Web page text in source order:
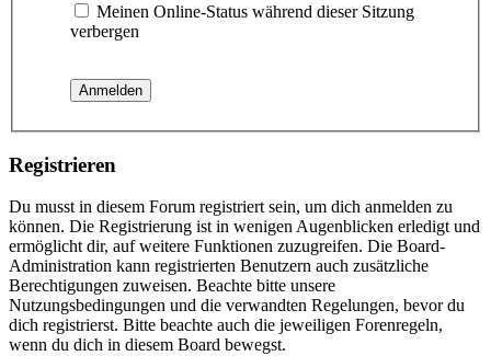
Meinen Online-Status während dieser Sitzung
verbergen
Registrieren
Du musst in diesem Forum registriert sein, um dich anmelden zu
können. Die Registrierung ist in wenigen Augenblicken erledigt und
ermöglicht dir, auf weitere Funktionen zuzugreifen. Die Board-
Administration kann registrierten Benutzern auch zusätzliche
Berechtigungen zuweisen. Beachte bitte unsere
Nutzungsbedingungen und die verwandten Regelungen, bevor du
dich registrierst. Bitte beachte auch die jeweiligen Forenregeln,
wenn du dich in diesem Board bewegst.